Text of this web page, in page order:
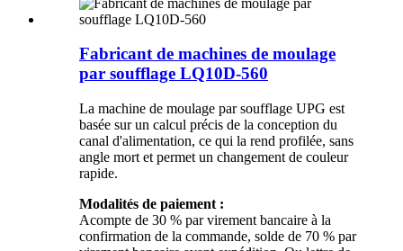
Fabricant de machines de moulage
par soufflage LQ10D-560
La machine de moulage par soufflage UPG est
basée sur un calcul précis de la conception du
canal d'alimentation, ce qui la rend profilée, sans
angle mort et permet un changement de couleur
rapide.
Modalités de paiement :
Acompte de 30 % par virement bancaire à la
confirmation de la commande, solde de 70 % par